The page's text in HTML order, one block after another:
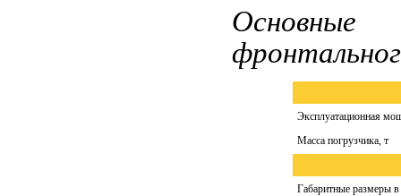
Основные
Эксплуатационная
Масса погрузчика, т
Габаритные размеры